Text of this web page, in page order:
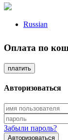
Russian
Оплата по
платить
Авторизоваться
Забыли пароль?